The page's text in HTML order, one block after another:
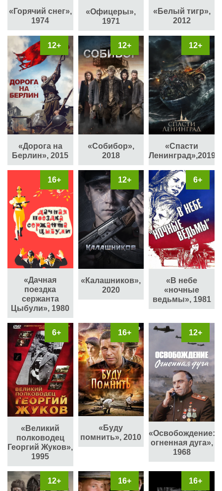
«Горячий снег»,
1974
«Офицеры»,
1971
«Белый тигр»,
2012
12+
«Дорога на
Берлин», 2015
12+
«Собибор»,
2018
12+
«Спасти
Ленинград»,2019
16+
«Дачная
поездка
сержанта
Цыбули», 1980
12+
«Калашников»,
2020
6+
«В небе
«ночные
ведьмы», 1981
6+
«Великий
полководец
Георгий Жуков»,
1995
16+
«Буду
помнить», 2010
12+
«Освобождение:
огненная дуга»,
1968
12+ 16+ 16+